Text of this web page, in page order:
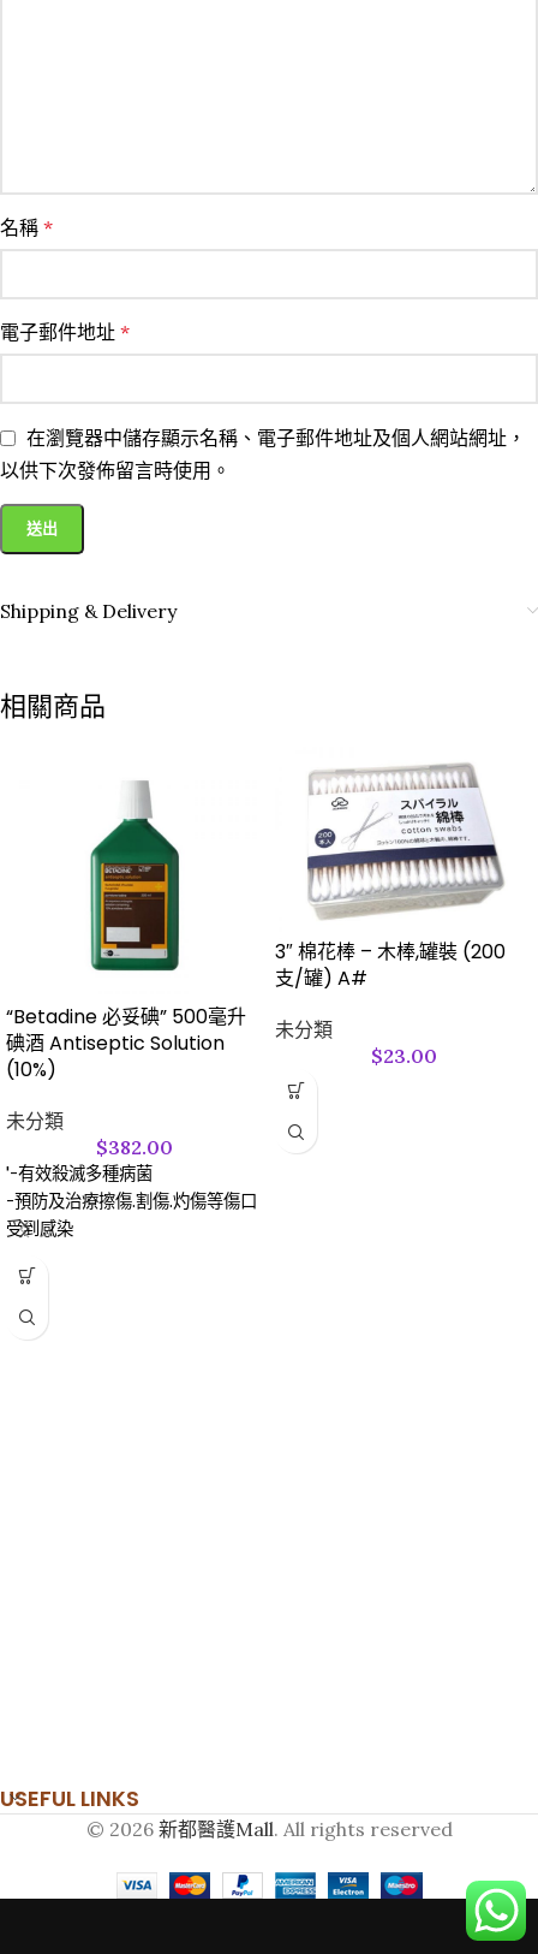
名稱 *
電子郵件地址 *
在瀏覽器中儲存顯示名稱、電子郵件地址及個人網站網址，
以供下次發佈留言時使用。
Shipping & Delivery
相關商品
“Betadine 必妥碘” 500毫升
碘酒 Antiseptic Solution
(10%)
未分類
$382.00
'-有效殺滅多種病菌
-預防及治療擦傷.割傷.灼傷等傷口
受到感染
3″ 棉花棒 – 木棒,罐裝 (200
支/罐) A#
未分類
$23.00
USEFUL LINKS
© 2026 新都醫護Mall. All rights reserved